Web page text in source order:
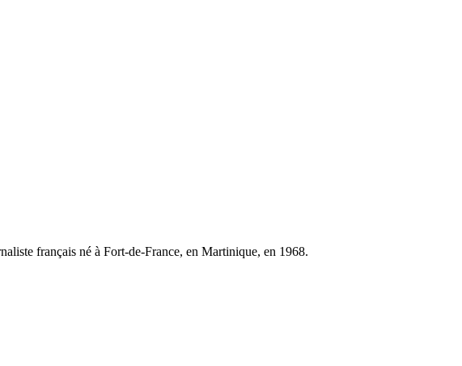
français né à Fort-de-France, en Martinique, en 1968.